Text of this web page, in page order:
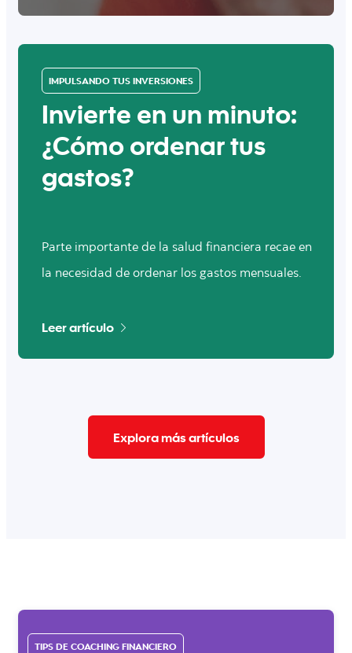
IMPULSANDO TUS INVERSIONES
Invierte en un minuto:
¿Cómo ordenar tus
gastos?
Parte importante de la salud financiera recae en
la necesidad de ordenar los gastos mensuales.
Leer artículo
Explora más artículos
TIPS DE COACHING FINANCIERO